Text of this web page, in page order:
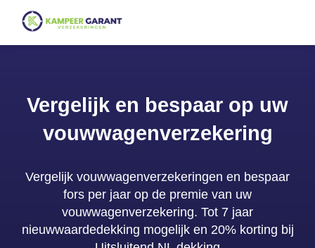
Vergelijk en bespaar op uw
vouwwagenverzekering
Vergelijk vouwwagenverzekeringen en bespaar
fors per jaar op de premie van uw
vouwwagenverzekering. Tot 7 jaar
nieuwwaardedekking mogelijk en 20% korting bij